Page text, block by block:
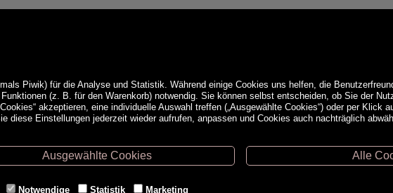
Service
Piwik) für die Analyse und Statistik. Während einige Cookies uns helfen, die
(z. B. für den Warenkorb) notwendig. Sie können selbst entscheiden, ob Sie der
akzeptieren, eine individuelle Auswahl treffen („Ausgewählte Cookies“) oder per Klick
diese Einstellungen jederzeit wieder aufrufen, anpassen und Cookies auch nachträglich
Ausgewählte Cookies Alle
Notwendige Statistik Marketing